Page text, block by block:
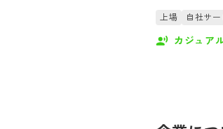
上場 自社サ
カジュア